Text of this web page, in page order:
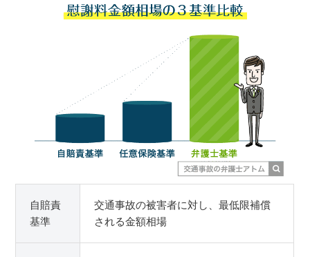
自賠責
基準
交通事故の被害者に対し、最低限補償
される金額相場